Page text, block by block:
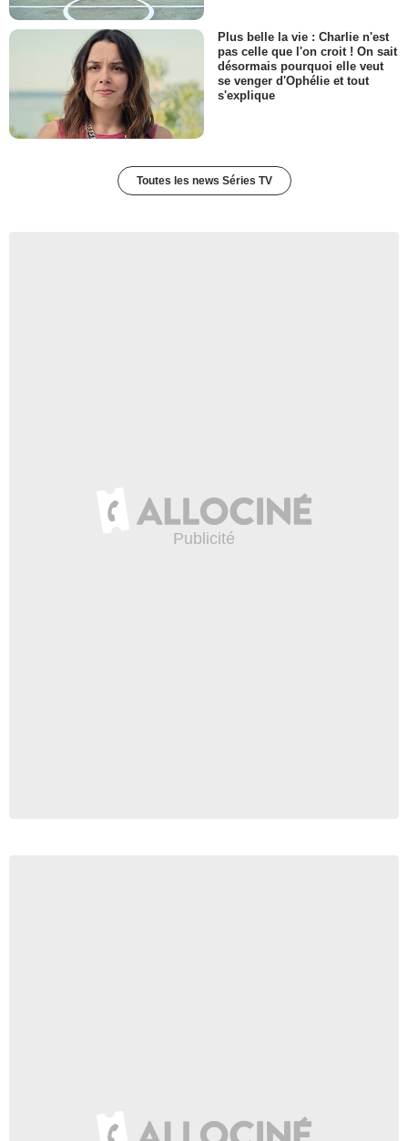
Plus belle la vie : Charlie n'est
pas celle que l'on croit ! On sait
désormais pourquoi elle veut
se venger d'Ophélie et tout
s'explique
Toutes les news Séries TV